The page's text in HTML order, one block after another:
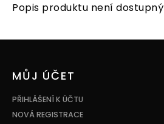
Popis produktu není dostupný
MŮJ ÚČET
PŘIHLÁŠENÍ K ÚČTU
NOVÁ REGISTRACE